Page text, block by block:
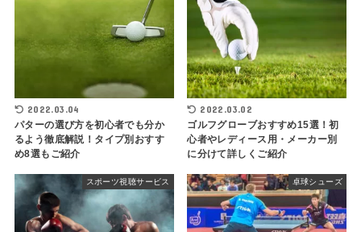
2022.03.04
パターの選び方を初心者でも分か
るよう徹底解説！タイプ別おすす
め8選もご紹介
2022.03.02
ゴルフグローブおすすめ15選！初
心者やレディース用・メーカー別
に分けて詳しくご紹介
スポーツ視聴サービス 卓球シューズ